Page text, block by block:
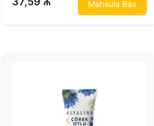
Məhsula Bax